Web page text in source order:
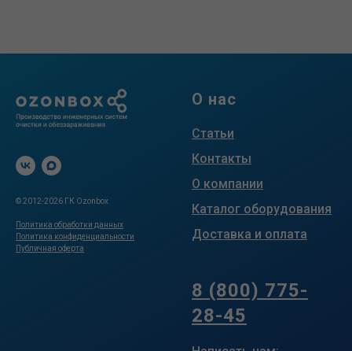
© 2012-2026 ГК Ozonbox
Политика обработки данных
Политика конфиденциальности
Публичная оферта
О нас
Статьи
Контакты
О компании
Каталог оборудования
Доставка и оплата
8 (800) 775-
28-45